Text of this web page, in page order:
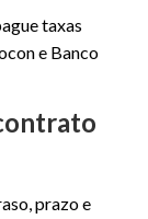
taxas
e Banco
prazo e